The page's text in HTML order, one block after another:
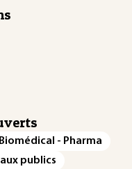
Biomédical - Pharma
publics